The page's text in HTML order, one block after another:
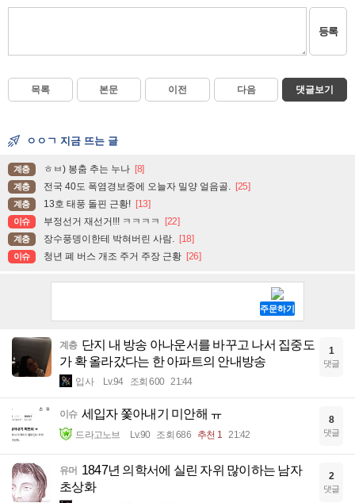
등록
목록 본문 이전 다음 댓글보기
ㅇㅇㄱ 지금 뜨는 글
계층 ㅎㅂ) 봉춤 추는 누나 [8]
계층 전국 40도 폭염경보중에 오늘자 밀양 얼음골. [25]
계층 13호 태풍 돌핀 근황! [13]
이슈 부정선거 재선거!!! ㅋㅋㅋㅋ [22]
계층 장수풍뎅이한테 박혀버린 사람. [18]
이슈 청년 폐 버스 개조 주거 주장 근황 [26]
계층 단지 내 방송 아나운서를 바꾸고 나서 집중도
가 확 올라갔다는 한 아파트의 안내방송
입사 Lv.94 조회 600 21:44
1
댓글
이슈 세입자 쫓아내기 미안해 ㅠ
드라고노브 Lv.90 조회 686 추천 1 21:42
8
댓글
유머 1847년 의학서에 실린 자위 많이하는 남자
초상화
2
댓글